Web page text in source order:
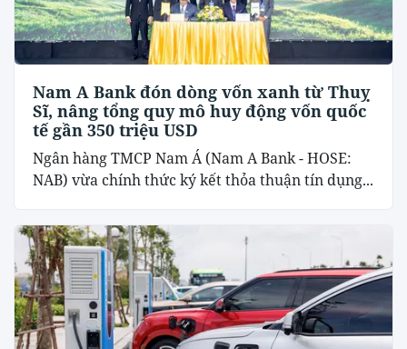
Nam A Bank đón dòng vốn xanh từ Thuỵ
Sĩ, nâng tổng quy mô huy động vốn quốc
tế gần 350 triệu USD
Ngân hàng TMCP Nam Á (Nam A Bank - HOSE:
NAB) vừa chính thức ký kết thỏa thuận tín dụng...